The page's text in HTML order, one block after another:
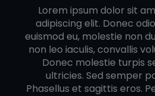
Lorem ipsum dolor sit
adipiscing elit. Donec
euismod eu, molestie non
non leo iaculis, convallis
Donec molestie turpis
ultricies. Sed semper
Phasellus et sagittis eros.